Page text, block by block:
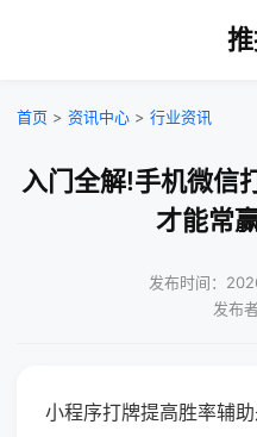
首页 > 资讯中心 > 行业资讯
入门全解!手机微信
才能常
发布时间：
发布
小程序打牌提高胜率辅